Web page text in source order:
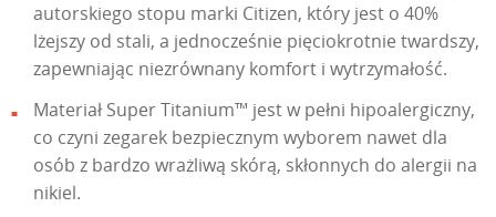
autorskiego stopu marki Citizen, który jest o 40%
lżejszy od stali, a jednocześnie pięciokrotnie twardszy,
zapewniając niezrównany komfort i wytrzymałość.
Materiał Super Titanium™ jest w pełni hipoalergiczny,
co czyni zegarek bezpiecznym wyborem nawet dla
osób z bardzo wrażliwą skórą, skłonnych do alergii na
nikiel.